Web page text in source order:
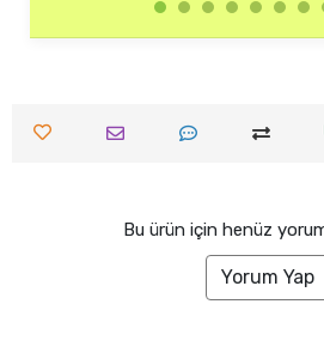
Bu ürün için henüz
Yorum Yap